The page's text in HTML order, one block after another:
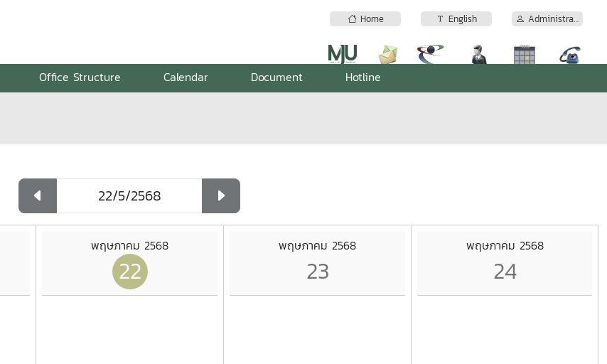
Home English Administrator
Office Structure Calendar Document Hotline
พฤษภาคม 2568
22
พฤษภาคม 2568
23
พฤษภาคม 2568
24